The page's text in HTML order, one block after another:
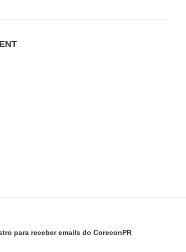
para receber emails do CoreconPR